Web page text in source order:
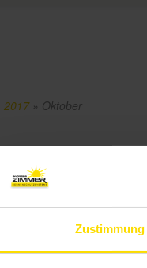
Zustimmung
2017» Oktober
Oktober